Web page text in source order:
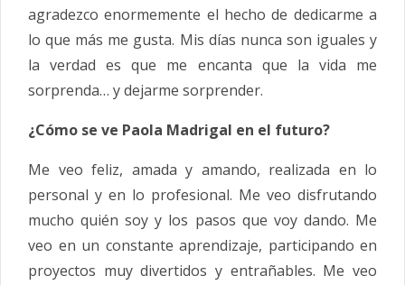
agradezco enormemente el hecho de dedicarme a
lo que más me gusta. Mis días nunca son iguales y
la verdad es que me encanta que la vida me
sorprenda… y dejarme sorprender.
¿Cómo se ve Paola Madrigal en el futuro?
Me veo feliz, amada y amando, realizada en lo
personal y en lo profesional. Me veo disfrutando
mucho quién soy y los pasos que voy dando. Me
veo en un constante aprendizaje, participando en
proyectos muy divertidos y entrañables. Me veo